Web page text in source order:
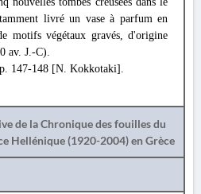
livré un vase à parfum en
motifs végétaux gravés, d'origine
av. J.-C).
147-148 [N. Kokkotaki].
de la Chronique des fouilles du
Hellénique (1920-2004) en Grèce